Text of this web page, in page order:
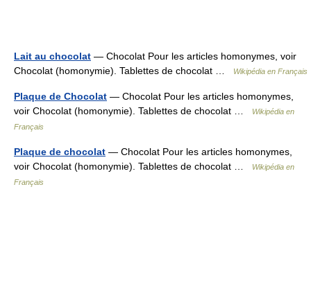
Lait au chocolat — Chocolat Pour les articles homonymes, voir
Chocolat (homonymie). Tablettes de chocolat …
Wikipédia en Français
Plaque de Chocolat — Chocolat Pour les articles homonymes,
voir Chocolat (homonymie). Tablettes de chocolat …
Wikipédia en
Français
Plaque de chocolat — Chocolat Pour les articles homonymes,
voir Chocolat (homonymie). Tablettes de chocolat …
Wikipédia en
Français